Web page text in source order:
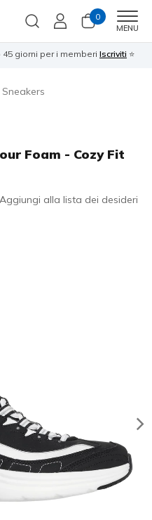
0
MENU
giorni per i memberi Iscriviti ⭐
Sneakers
Foam - Cozy Fit
Aggiungi alla lista dei desideri